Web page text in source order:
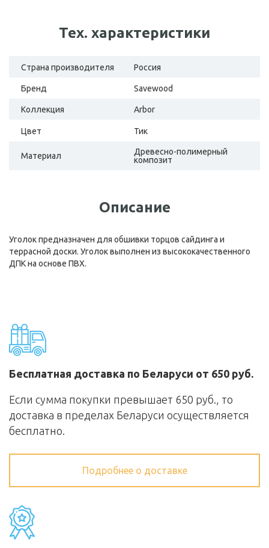
Тех. характеристики
Страна производителя Россия
Бренд Savewood
Коллекция Arbor
Цвет Тик
Материал
Древесно-полимерный
композит
Описание
Уголок предназначен для обшивки торцов сайдинга и
террасной доски. Уголок выполнен из высококачественного
ДПК на основе ПВХ.
Бесплатная доставка по Беларуси от 650 руб.
Если сумма покупки превышает 650 руб., то
доставка в пределах Беларуси осуществляется
бесплатно.
Подробнее о доставке